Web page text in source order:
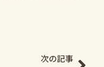
次の記事